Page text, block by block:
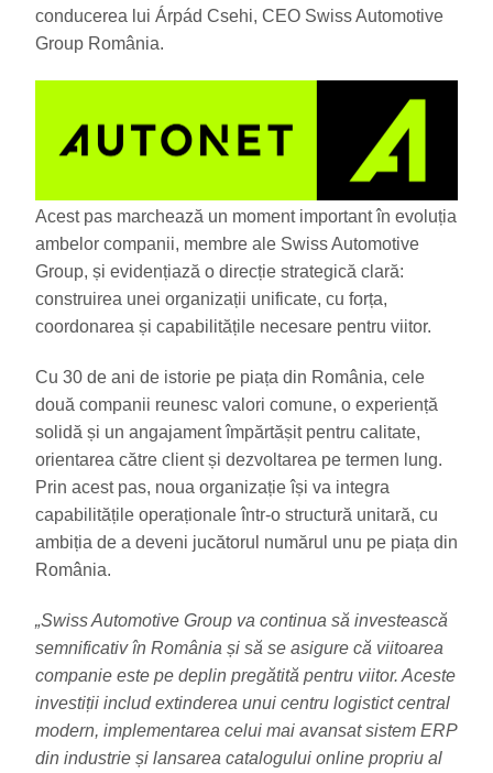
conducerea lui Árpád Csehi, CEO Swiss Automotive
Group România.
Acest pas marchează un moment important în evoluția
ambelor companii, membre ale Swiss Automotive
Group, și evidențiază o direcție strategică clară:
construirea unei organizații unificate, cu forța,
coordonarea și capabilitățile necesare pentru viitor.
Cu 30 de ani de istorie pe piața din România, cele
două companii reunesc valori comune, o experiență
solidă și un angajament împărtășit pentru calitate,
orientarea către client și dezvoltarea pe termen lung.
Prin acest pas, noua organizație își va integra
capabilitățile operaționale într-o structură unitară, cu
ambiția de a deveni jucătorul numărul unu pe piața din
România.
„Swiss Automotive Group va continua să investească
semnificativ în România și să se asigure că viitoarea
companie este pe deplin pregătită pentru viitor. Aceste
investiții includ extinderea unui centru logistict central
modern, implementarea celui mai avansat sistem ERP
din industrie și lansarea catalogului online propriu al